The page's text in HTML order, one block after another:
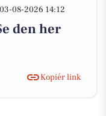
03-08-2026 14:12
den her
Kopiér link